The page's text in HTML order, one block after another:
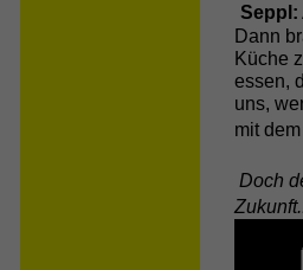
Seppl:
Dann
Küche
essen,
uns,
mit
Doch